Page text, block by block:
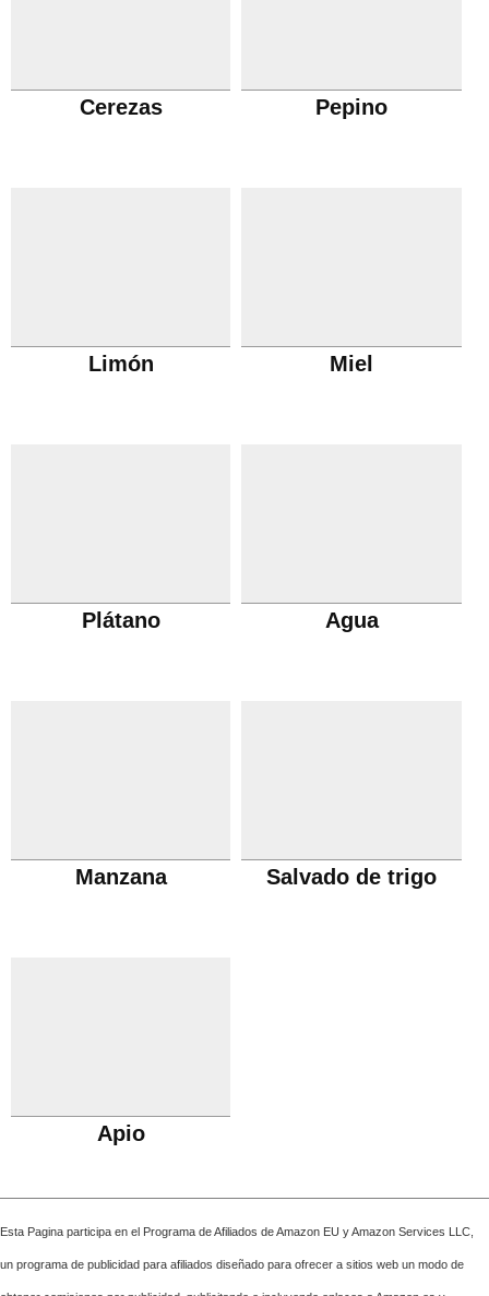
Cerezas Pepino
Limón Miel
Plátano Agua
Manzana Salvado de trigo
Apio
Esta Pagina participa en el Programa de Afiliados de Amazon EU y Amazon Services LLC,
un programa de publicidad para afiliados diseñado para ofrecer a sitios web un modo de